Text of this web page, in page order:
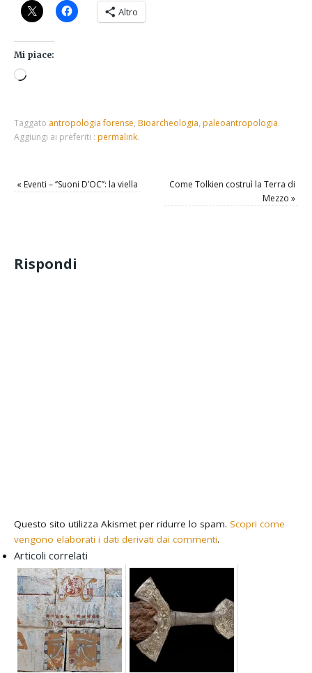
Altro
Mi piace:
Taggato antropologia forense, Bioarcheologia, paleoantropologia.
Aggiungi ai preferiti : permalink.
« Eventi – ‘’Suoni D’OC’’: la viella
Come Tolkien costruì la Terra di
Mezzo »
Rispondi
Questo sito utilizza Akismet per ridurre lo spam. Scopri come
vengono elaborati i dati derivati dai commenti.
Articoli correlati